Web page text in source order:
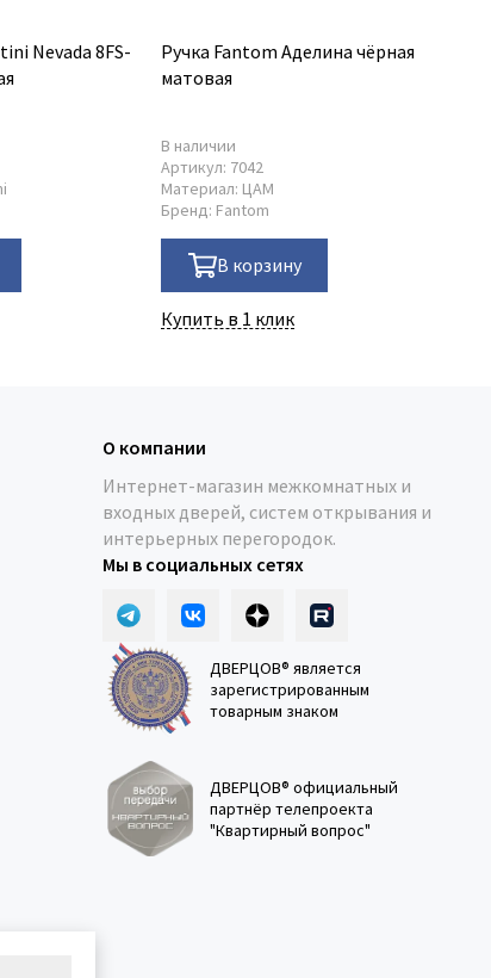
Nevada 8FS-
Ручка Fantom Аделина чёрная
матовая
В наличии
Артикул: 7042
Материал: ЦАМ
Бренд: Fantom
В корзину
Купить в 1 клик
О компании
Интернет-магазин межкомнатных и
входных дверей, систем открывания и
интерьерных перегородок.
Мы в социальных сетях
ДВЕРЦОВ® является
зарегистрированным
товарным знаком
ДВЕРЦОВ® официальный
партнёр телепроекта
"Квартирный вопрос"